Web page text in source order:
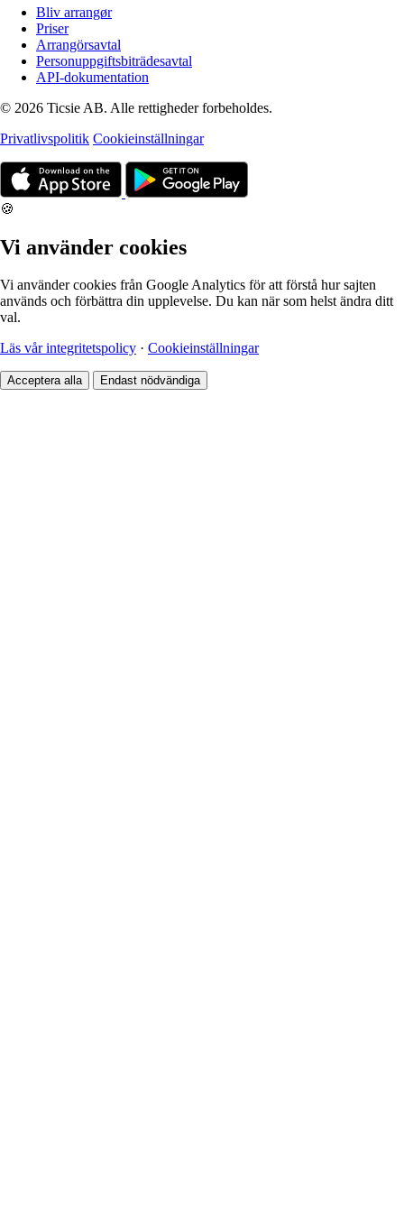
Bliv arrangør
Priser
Arrangörsavtal
Personuppgiftsbiträdesavtal
API-dokumentation
© 2026 Ticsie AB. Alle rettigheder forbeholdes.
Privatlivspolitik Cookieinställningar
🍪
Vi använder cookies
Vi använder cookies från Google Analytics för att förstå hur sajten
används och förbättra din upplevelse. Du kan när som helst ändra ditt
val.
Läs vår integritetspolicy · Cookieinställningar
Acceptera alla Endast nödvändiga